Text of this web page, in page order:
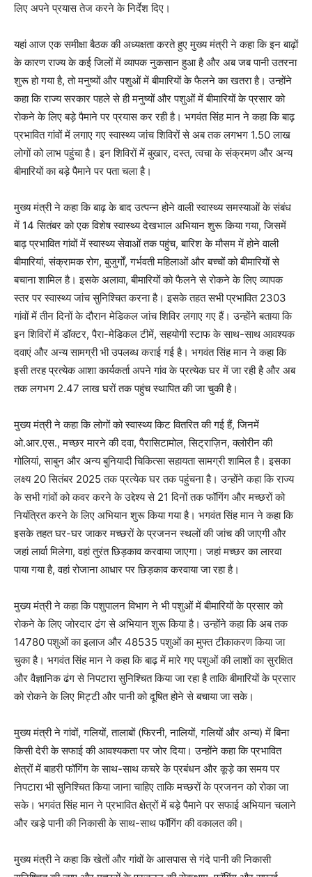
लिए अपने प्रयास तेज करने के निर्देश दिए।
यहां आज एक समीक्षा बैठक की अध्यक्षता करते हुए मुख्य मंत्री ने कहा कि इन बाढ़ों
के कारण राज्य के कई जिलों में व्यापक नुकसान हुआ है और अब जब पानी उतरना
शुरू हो गया है, तो मनुष्यों और पशुओं में बीमारियों के फैलने का खतरा है। उन्होंने
कहा कि राज्य सरकार पहले से ही मनुष्यों और पशुओं में बीमारियों के प्रसार को
रोकने के लिए बड़े पैमाने पर प्रयास कर रही है। भगवंत सिंह मान ने कहा कि बाढ़
प्रभावित गांवों में लगाए गए स्वास्थ्य जांच शिविरों से अब तक लगभग 1.50 लाख
लोगों को लाभ पहुंचा है। इन शिविरों में बुखार, दस्त, त्वचा के संक्रमण और अन्य
बीमारियों का बड़े पैमाने पर पता चला है।
मुख्य मंत्री ने कहा कि बाढ़ के बाद उत्पन्न होने वाली स्वास्थ्य समस्याओं के संबंध
में 14 सितंबर को एक विशेष स्वास्थ्य देखभाल अभियान शुरू किया गया, जिसमें
बाढ़ प्रभावित गांवों में स्वास्थ्य सेवाओं तक पहुंच, बारिश के मौसम में होने वाली
बीमारियां, संक्रामक रोग, बुजुर्गों, गर्भवती महिलाओं और बच्चों को बीमारियों से
बचाना शामिल है। इसके अलावा, बीमारियों को फैलने से रोकने के लिए व्यापक
स्तर पर स्वास्थ्य जांच सुनिश्चित करना है। इसके तहत सभी प्रभावित 2303
गांवों में तीन दिनों के दौरान मेडिकल जांच शिविर लगाए गए हैं। उन्होंने बताया कि
इन शिविरों में डॉक्टर, पैरा-मेडिकल टीमें, सहयोगी स्टाफ के साथ-साथ आवश्यक
दवाएं और अन्य सामग्री भी उपलब्ध कराई गई है। भगवंत सिंह मान ने कहा कि
इसी तरह प्रत्येक आशा कार्यकर्ता अपने गांव के प्रत्येक घर में जा रही है और अब
तक लगभग 2.47 लाख घरों तक पहुंच स्थापित की जा चुकी है।
मुख्य मंत्री ने कहा कि लोगों को स्वास्थ्य किट वितरित की गई हैं, जिनमें
ओ.आर.एस., मच्छर मारने की दवा, पैरासिटामोल, सिट्राज़िन, क्लोरीन की
गोलियां, साबुन और अन्य बुनियादी चिकित्सा सहायता सामग्री शामिल है। इसका
लक्ष्य 20 सितंबर 2025 तक प्रत्येक घर तक पहुंचना है। उन्होंने कहा कि राज्य
के सभी गांवों को कवर करने के उद्देश्य से 21 दिनों तक फॉगिंग और मच्छरों को
नियंत्रित करने के लिए अभियान शुरू किया गया है। भगवंत सिंह मान ने कहा कि
इसके तहत घर-घर जाकर मच्छरों के प्रजनन स्थलों की जांच की जाएगी और
जहां लार्वा मिलेगा, वहां तुरंत छिड़काव करवाया जाएगा। जहां मच्छर का लारवा
पाया गया है, वहां रोजाना आधार पर छिड़काव करवाया जा रहा है।
मुख्य मंत्री ने कहा कि पशुपालन विभाग ने भी पशुओं में बीमारियों के प्रसार को
रोकने के लिए जोरदार ढंग से अभियान शुरू किया है। उन्होंने कहा कि अब तक
14780 पशुओं का इलाज और 48535 पशुओं का मुफ्त टीकाकरण किया जा
चुका है। भगवंत सिंह मान ने कहा कि बाढ़ में मारे गए पशुओं की लाशों का सुरक्षित
और वैज्ञानिक ढंग से निपटारा सुनिश्चित किया जा रहा है ताकि बीमारियों के प्रसार
को रोकने के लिए मिट्टी और पानी को दूषित होने से बचाया जा सके।
मुख्य मंत्री ने गांवों, गलियों, तालाबों (फिरनी, नालियों, गलियों और अन्य) में बिना
किसी देरी के सफाई की आवश्यकता पर जोर दिया। उन्होंने कहा कि प्रभावित
क्षेत्रों में बाहरी फॉगिंग के साथ-साथ कचरे के प्रबंधन और कूड़े का समय पर
निपटारा भी सुनिश्चित किया जाना चाहिए ताकि मच्छरों के प्रजनन को रोका जा
सके। भगवंत सिंह मान ने प्रभावित क्षेत्रों में बड़े पैमाने पर सफाई अभियान चलाने
और खड़े पानी की निकासी के साथ-साथ फॉगिंग की वकालत की।
मुख्य मंत्री ने कहा कि खेतों और गांवों के आसपास से गंदे पानी की निकासी